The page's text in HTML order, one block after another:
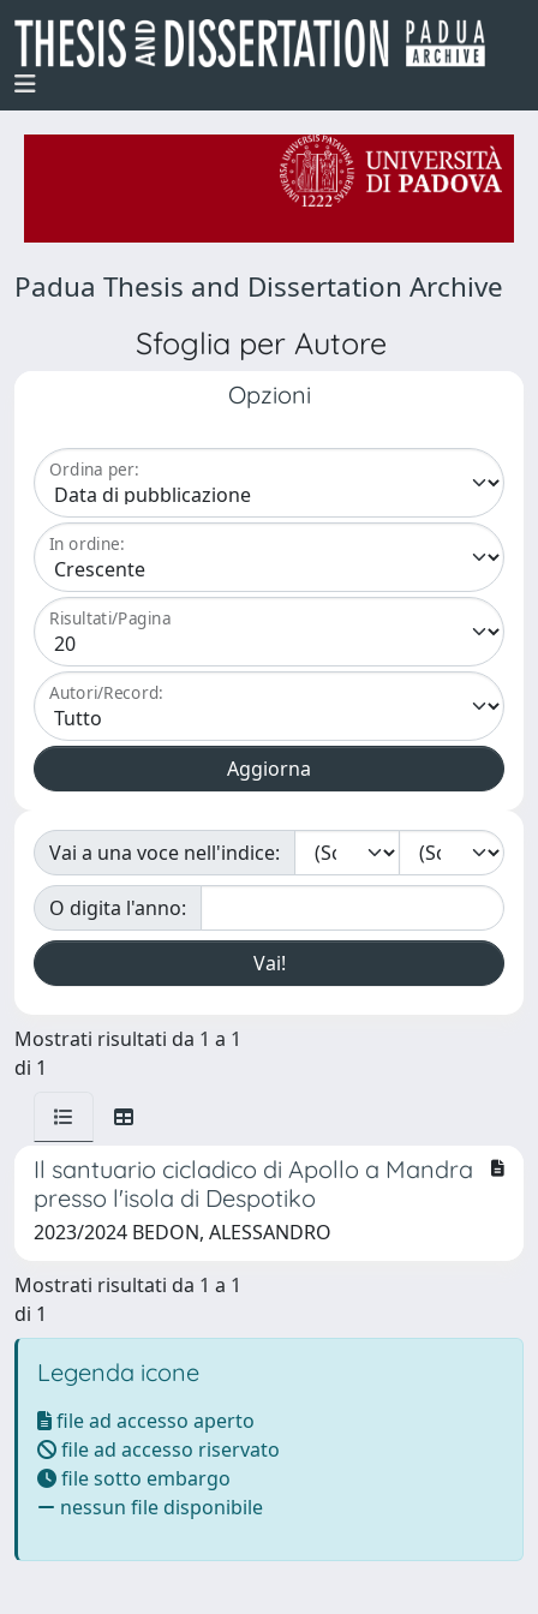
Padua Thesis and Dissertation Archive
Sfoglia per Autore
Opzioni
Ordina per:
In ordine:
Risultati/Pagina
Autori/Record:
Vai a una voce nell'indice:
O digita l'anno:
Mostrati risultati da 1 a 1
di 1
Il santuario cicladico di Apollo a Mandra
presso l'isola di Despotiko
2023/2024 BEDON, ALESSANDRO
Mostrati risultati da 1 a 1
di 1
Legenda icone
file ad accesso aperto
file ad accesso riservato
file sotto embargo
nessun file disponibile